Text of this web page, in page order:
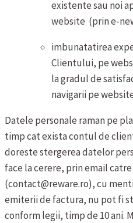
existente sau noi
website (prin e-
imbunatatirea
Clientului, pe
la gradul de
navigarii pe
Datele personale raman pe
timp cat exista contul de
doreste stergerea datelor
face la cerere, prin email
(contact@reware.ro), cu
emiterii de factura, nu pot fi
conform legii, timp de 10 ani.